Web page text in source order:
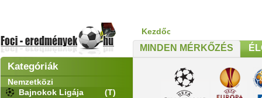
Kategóriák
Nemzetközi
Bajnokok Ligája
(T)
Kezdőoldal
MINDEN MÉRKŐZÉS